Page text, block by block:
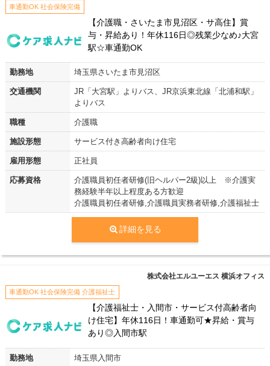
車通勤OK 社会保険完備
【介護職・さいたま市見沼区・サ高住】賞
与・昇給あり！年休116日◎残業少なめ♪大宮
駅☆車通勤OK
勤務地 埼玉県さいたま市見沼区
交通機関
JR「大宮駅」よりバス、JR京浜東北線「北浦和駅」
よりバス
職種 介護職
施設形態 サービス付き高齢者向け住宅
雇用形態 正社員
応募資格
介護職員初任者研修(旧ヘルパー2級)以上 ※介護実
務経験半年以上程度ある方歓迎
介護職員初任者研修,介護職員実務者研修,介護福祉士
詳細を見る
株式会社エルユーエス 横浜オフィス
車通勤OK 社会保険完備 介護福祉士
【介護福祉士・入間市・サービス付高齢者向
け住宅】年休116日！車通勤可★昇給・賞与
あり◎入間市駅
勤務地 埼玉県入間市